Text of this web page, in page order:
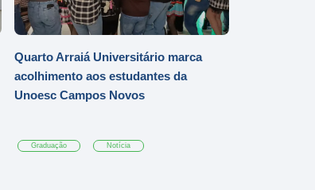
Quarto Arraiá Universitário marca
acolhimento aos estudantes da
Unoesc Campos Novos
Graduação Notícia